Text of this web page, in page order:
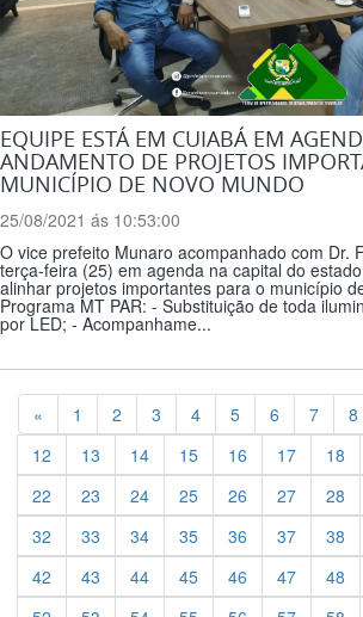
EQUIPE ESTÁ EM CUIABÁ EM
ANDAMENTO DE PROJETOS
MUNICÍPIO DE NOVO MUNDO
25/08/2021 ás 10:53:00
O vice prefeito Munaro acompanhado com Dr.
terça-feira (25) em agenda na capital do
alinhar projetos importantes para o município
Programa MT PAR: - Substituição de toda
por LED; - Acompanhame...
« Previous
1 2 3 4 5 6 7 8
12
13 14 15 16 17 18
22
23 24 25 26 27 28
32
33 34 35 36 37 38
42
43 44 45 46 47 48